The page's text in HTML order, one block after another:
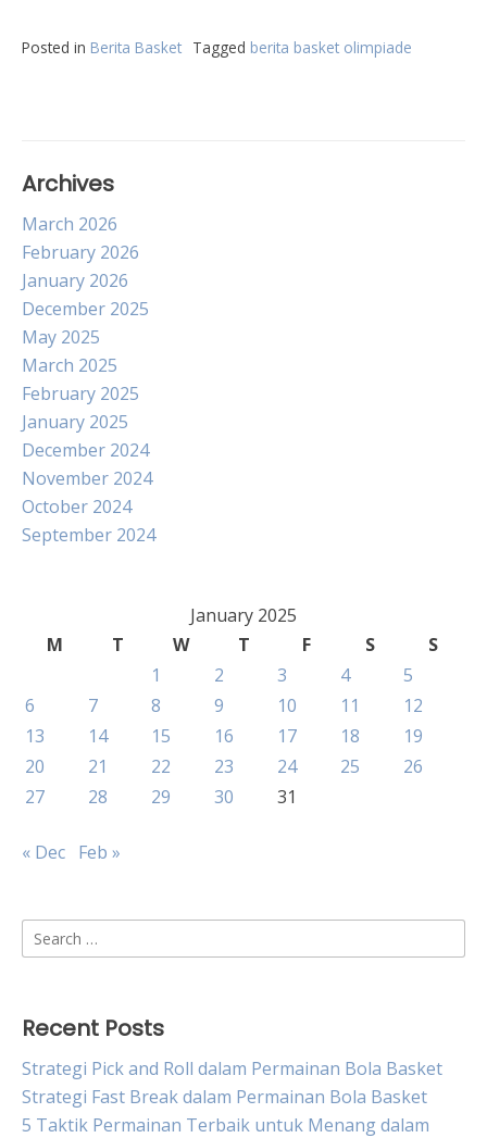
Posted in Berita Basket Tagged berita basket olimpiade
Archives
March 2026
February 2026
January 2026
December 2025
May 2025
March 2025
February 2025
January 2025
December 2024
November 2024
October 2024
September 2024
January 2025
M
T W T F S
S
1
2 3 4
5
6
7 8 9 10 11
12
13
14 15 16 17 18
19
20
21 22 23 24 25
26
27
28 29 30 31
« Dec Feb »
Search
for:
Recent Posts
Strategi Pick and Roll dalam Permainan Bola Basket
Strategi Fast Break dalam Permainan Bola Basket
5 Taktik Permainan Terbaik untuk Menang dalam